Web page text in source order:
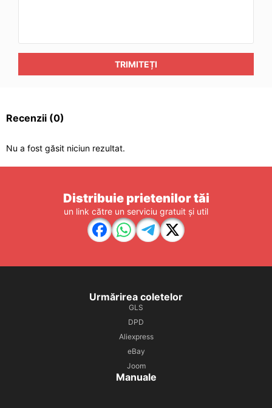
TRIMITEȚI
Recenzii (0)
Nu a fost găsit niciun rezultat.
Distribuie prietenilor tăi
un link către un serviciu gratuit și util
Urmărirea coletelor
GLS
DPD
Aliexpress
eBay
Joom
Manuale